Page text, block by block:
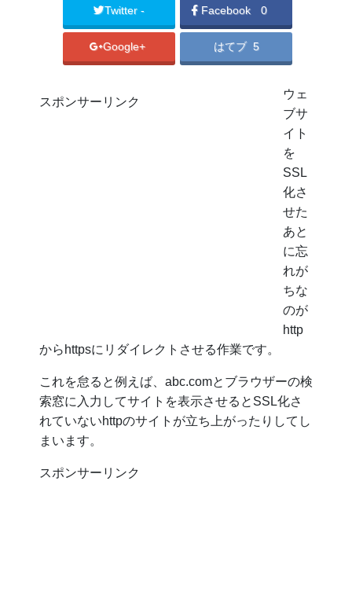
Twitter - Facebook 0
Google+ はてブ 5
スポンサーリンク
ウェ
ブサ
イト
を
SSL
化さ
せた
あと
に忘
れが
ちな
のが
http
からhttpsにリダイレクトさせる作業です。
これを怠ると例えば、abc.comとブラウザーの検
索窓に入力してサイトを表示させるとSSL化さ
れていないhttpのサイトが立ち上がったりしてし
まいます。
スポンサーリンク